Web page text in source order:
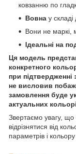
ковзанню по
Вовна у складі
Вони не маркі,
Ідеальні на
Ця модель
конкретного
при
не висловив
замовлення буде
актуальних
Звертаємо увагу, що
відрізнятися від
параметрів і